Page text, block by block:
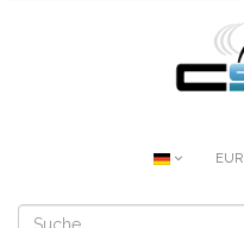
EUR